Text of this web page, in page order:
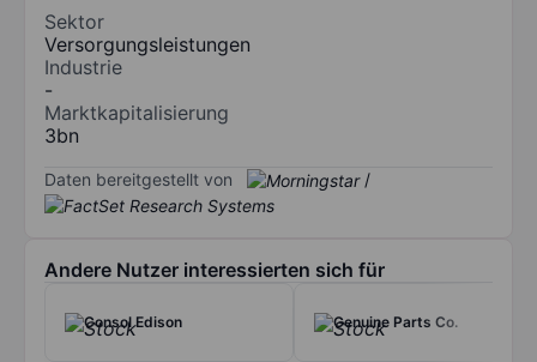
Sektor
Versorgungsleistungen
Industrie
-
Marktkapitalisierung
3bn
Daten bereitgestellt von /
Andere Nutzer interessierten sich für
Consol Edison Genuine Parts Co.